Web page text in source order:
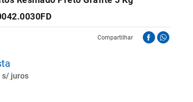
Compartilhar
s/ juros